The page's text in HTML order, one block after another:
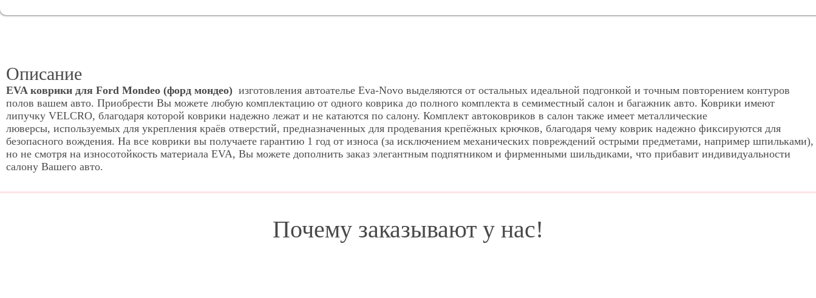
Описание
EVA коврики для Ford Mondeo (форд мондео) изготовления автоателье Eva-Novo выделяются от остальных идеальной подгонкой и точным повторением контуров
полов вашем авто. Приобрести Вы можете любую комплектацию от одного коврика до полного комплекта в семиместный салон и багажник авто. Коврики имеют
липучку VELCRO, благодаря которой коврики надежно лежат и не катаются по салону. Комплект автоковриков в салон также имеет металлические
люверсы, используемых для укрепления краёв отверстий, предназначенных для продевания крепёжных крючков, благодаря чему коврик надежно фиксируются для
безопасного вождения. На все коврики вы получаете гарантию 1 год от износа (за исключением механических повреждений острыми предметами, например шпильками),
но не смотря на износотойкость материала EVA, Вы можете дополнить заказ элегантным подпятником и фирменными шильдиками, что прибавит индивидуальности
салону Вашего авто.
Почему заказывают у нас!